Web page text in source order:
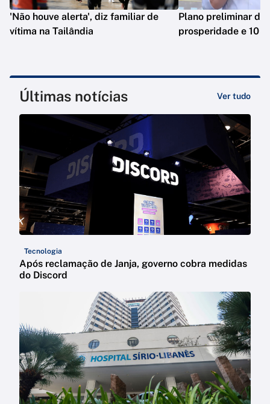
'Não houve alerta', diz familiar de
vítima na Tailândia
Plano preliminar de
prosperidade e 10
Últimas notícias Ver tudo
Tecnologia
Após reclamação de Janja, governo cobra medidas
do Discord